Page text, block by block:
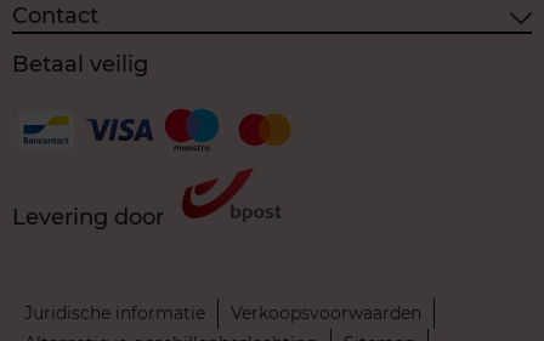
Contact
Betaal veilig
Levering door
Juridische informatie
Verkoopsvoorwaarden